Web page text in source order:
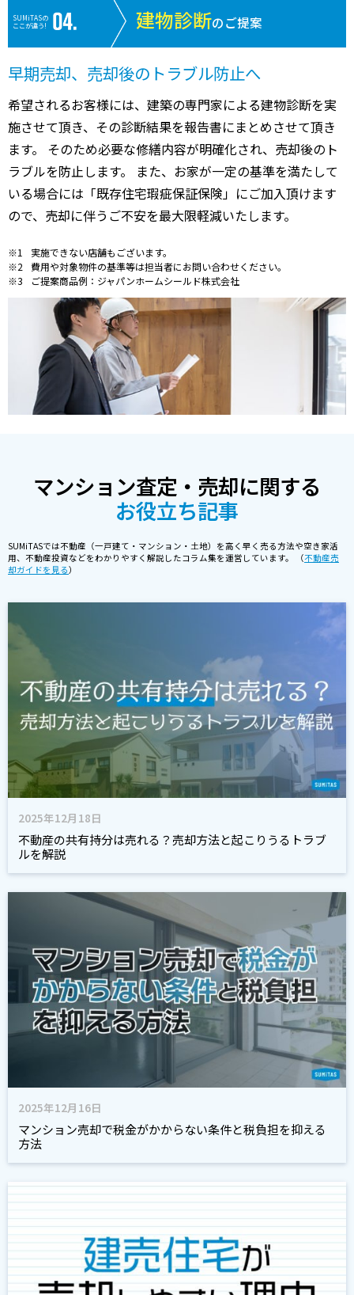
SUMiTASの
ここが違う!
建物診断のご提案
早期売却、売却後のトラブル防止へ
希望されるお客様には、建築の専門家による建物診断を実
施させて頂き、その診断結果を報告書にまとめさせて頂き
ます。 そのため必要な修繕内容が明確化され、売却後のト
ラブルを防止します。 また、お家が一定の基準を満たして
いる場合には「既存住宅瑕疵保証保険」にご加入頂けます
ので、売却に伴うご不安を最大限軽減いたします。
実施できない店舗もございます。
費用や対象物件の基準等は担当者にお問い合わせください。
ご提案商品例：ジャパンホームシールド株式会社
マンション査定・売却に関する
お役立ち記事
SUMiTASでは不動産（一戸建て・マンション・土地）を高く早く売る方法や空き家活
用、不動産投資などをわかりやすく解説したコラム集を運営しています。 （不動産売
却ガイドを見る）
2025年12月18日
不動産の共有持分は売れる？売却方法と起こりうるトラブ
ルを解説
2025年12月16日
マンション売却で税金がかからない条件と税負担を抑える
方法